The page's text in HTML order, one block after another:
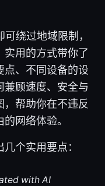
绕过地域限制，
用的方式带你了
点、不同设备的设
兼顾速度、安全与
，帮助你在不违反
网络体验。
个实用要点：
with AI